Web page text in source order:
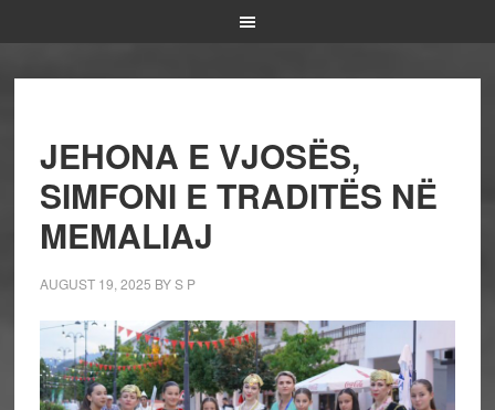
JEHONA E VJOSËS,
SIMFONI E TRADITËS NË
MEMALIAJ
AUGUST 19, 2025 BYS P